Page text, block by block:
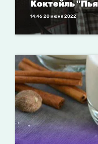
Коктейль
14:46 20 июня 2022